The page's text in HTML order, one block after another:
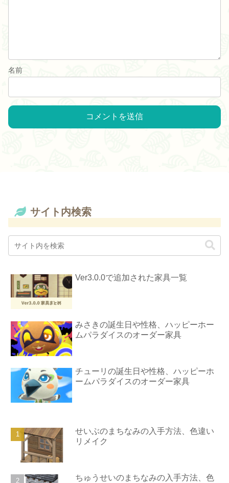
名前
サイト内検索
Ver3.0.0で追加された家具一覧
みさきの誕生日や性格、ハッピーホー
ムパラダイスのオーダー家具
チューリの誕生日や性格、ハッピーホ
ームパラダイスのオーダー家具
せいぶのまちなみの入手方法、色違い
リメイク
ちゅうせいのまちなみの入手方法、色